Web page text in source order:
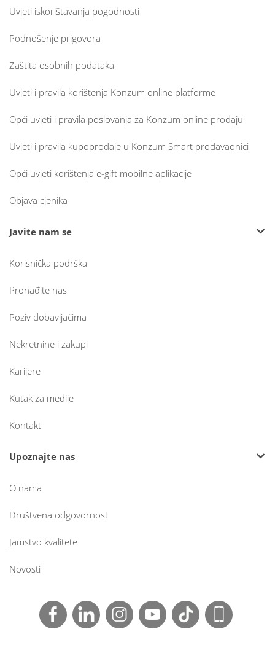
Uvjeti iskorištavanja pogodnosti
Podnošenje prigovora
Zaštita osobnih podataka
Uvjeti i pravila korištenja Konzum online platforme
Opći uvjeti i pravila poslovanja za Konzum online prodaju
Uvjeti i pravila kupoprodaje u Konzum Smart prodavaonici
Opći uvjeti korištenja e-gift mobilne aplikacije
Objava cjenika
Javite nam se
Korisnička podrška
Pronađite nas
Poziv dobavljačima
Nekretnine i zakupi
Karijere
Kutak za medije
Kontakt
Upoznajte nas
O nama
Društvena odgovornost
Jamstvo kvalitete
Novosti